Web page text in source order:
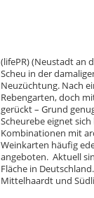
(lifePR) (Neustadt an
Scheu in der
Neuzüchtung. Nach
Rebengarten, doch
gerückt – Grund
Scheurebe eignet
Kombinationen mit
Weinkarten häufig
angeboten. Aktuell
Fläche in
Mittelhaardt und